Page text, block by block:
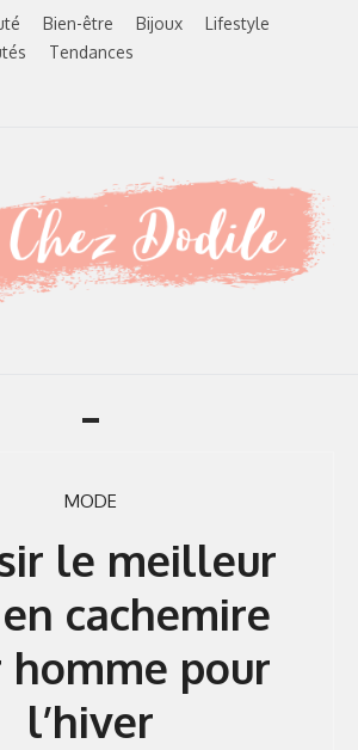
Bien-être Bijoux
Lifestyle
Tendances
Toggle
MODE
le meilleur
cachemire
homme pour
l’hiver